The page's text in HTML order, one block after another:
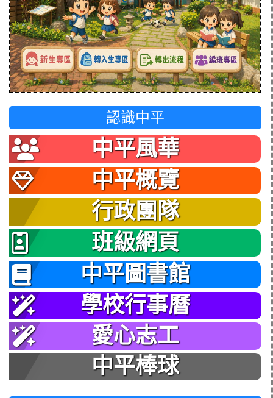
認識中平
中平風華
中平概覽
行政團隊
班級網頁
中平圖書館
學校行事曆
愛心志工
中平棒球